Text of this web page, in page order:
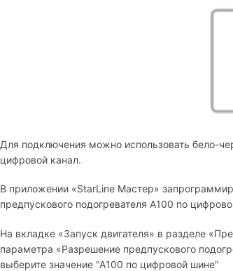
Для подключения можно использовать бело-
цифровой канал.
В приложении «StarLine Мастер»
предпускового подогревателя А100 по
На вкладке «Запуск двигателя» в разделе
параметра «Разрешение предпускового
выберите значение "А100 по цифровой шине"